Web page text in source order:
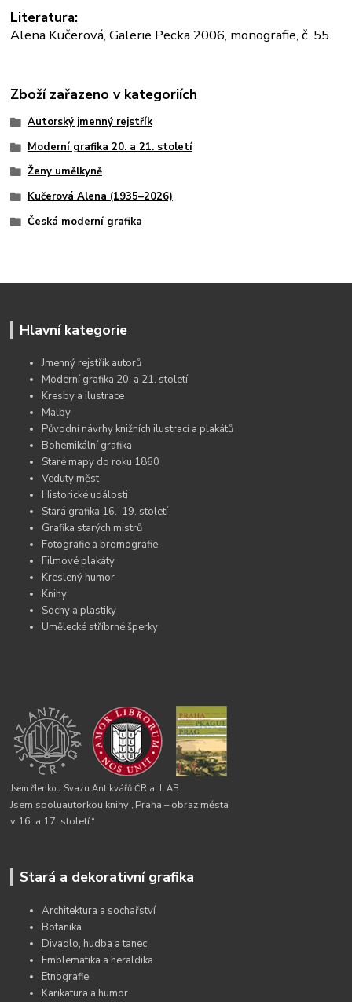
Literatura:
Alena Kučerová, Galerie Pecka 2006, monografie, č. 55.
Zboží zařazeno v kategoriích
Autorský jmenný rejstřík
Moderní grafika 20. a 21. století
Ženy umělkyně
Kučerová Alena (1935–2026)
Česká moderní grafika
Hlavní kategorie
Jmenný rejstřík autorů
Moderní grafika 20. a 21. století
Kresby a ilustrace
Malby
Původní návrhy knižních ilustrací a plakátů
Bohemikální grafika
Staré mapy do roku 1860
Veduty měst
Historické události
Stará grafika 16.–19. století
Grafika starých mistrů
Fotografie a bromografie
Filmové plakáty
Kreslený humor
Knihy
Sochy a plastiky
Umělecké stříbrné šperky
Jsem členkou Svazu Antikvářů ČR a ILAB.
Jsem spoluautorkou knihy „Praha – obraz města
v 16. a 17. století.“
Stará a dekorativní grafika
Architektura a sochařství
Botanika
Divadlo, hudba a tanec
Emblematika a heraldika
Etnografie
Karikatura a humor